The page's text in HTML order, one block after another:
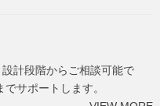
計段階からご相談可能で
サポートします。